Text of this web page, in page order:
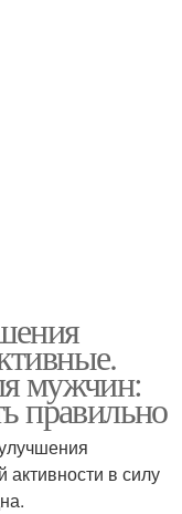
мужчин:
правильно
в силу